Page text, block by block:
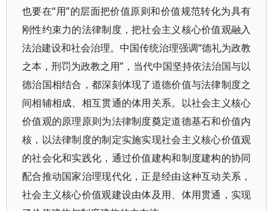
也要在“用”的层面把价值原则和价值规范转化为具有
刚性约束力的法律制度，把社会主义核心价值观融入
法治建设和社会治理。中国传统治理强调“德礼为政教
之本，刑罚为政教之用”，当代中国坚持依法治国与以
德治国相结合，都深刻体现了道德价值与法律制度之
间相辅相成、相互贯通的体用关系。以社会主义核心
价值观的原理原则为法律制度奠定道德基石和价值内
核，以法律制度的制定实施实现社会主义核心价值观
的社会化和实践化，通过价值建构和制度建构的协同
配合推动国家治理现代化，正是经由这种互动关系，
社会主义核心价值观建设由体及用、体用贯通，实现